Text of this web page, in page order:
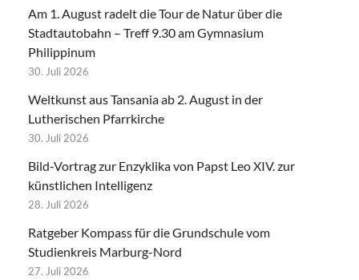
Am 1. August radelt die Tour de Natur über die
Stadtautobahn – Treff 9.30 am Gymnasium
Philippinum
30. Juli 2026
Weltkunst aus Tansania ab 2. August in der
Lutherischen Pfarrkirche
30. Juli 2026
Bild-Vortrag zur Enzyklika von Papst Leo XIV. zur
künstlichen Intelligenz
28. Juli 2026
Ratgeber Kompass für die Grundschule vom
Studienkreis Marburg-Nord
27. Juli 2026